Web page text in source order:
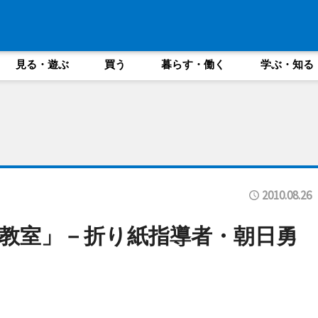
見る・遊ぶ 買う 暮らす・働く 学ぶ・知る
2010.08.26
室」－折り紙指導者・朝日勇